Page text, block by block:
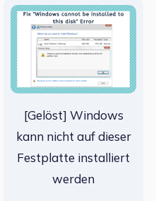
[Gelöst] Windows
kann nicht auf dieser
Festplatte installiert
werden